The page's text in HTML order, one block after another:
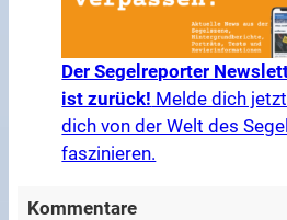
Der Segelreporter
ist zurück! Melde dich
dich von der Welt des
faszinieren.
Kommentare